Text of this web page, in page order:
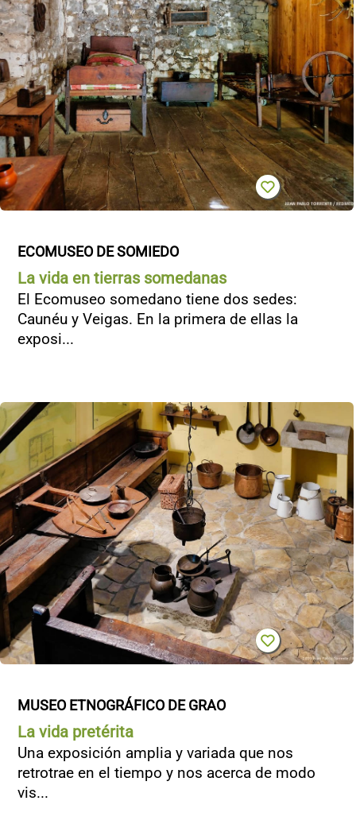
ECOMUSEO DE SOMIEDO
La vida en tierras somedanas
El Ecomuseo somedano tiene dos sedes:
Caunéu y Veigas. En la primera de ellas la
exposi...
MUSEO ETNOGRÁFICO DE GRAO
La vida pretérita
Una exposición amplia y variada que nos
retrotrae en el tiempo y nos acerca de modo
vis...